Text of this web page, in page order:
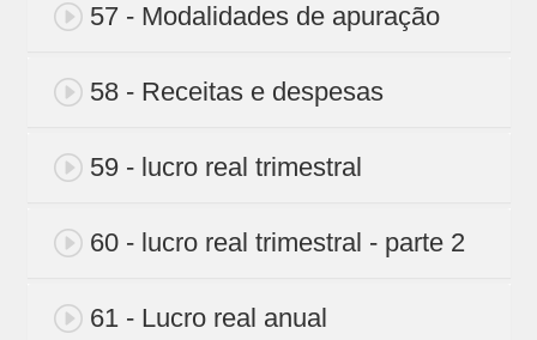
57 - Modalidades de apuração
58 - Receitas e despesas
59 - lucro real trimestral
60 - lucro real trimestral - parte 2
61 - Lucro real anual